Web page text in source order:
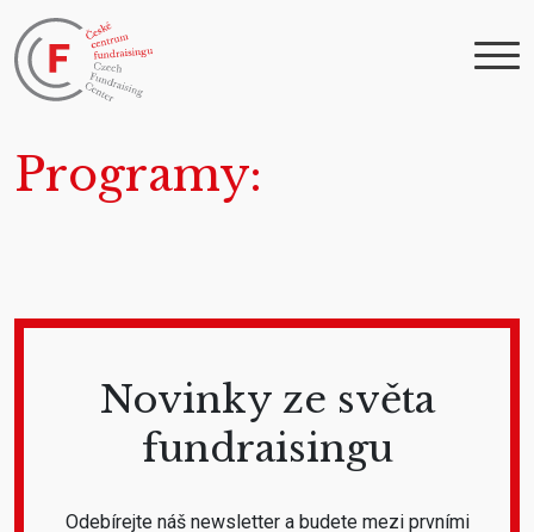
Programy
Novinky ze světa
fundraisingu
Odebírejte náš newsletter a budete mezi prvními